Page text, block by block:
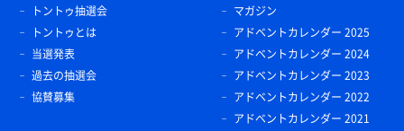
トントゥ抽選会
トントゥとは
当選発表
過去の抽選会
協賛募集
マガジン
アドベントカレンダー 2025
アドベントカレンダー 2024
アドベントカレンダー 2023
アドベントカレンダー 2022
アドベントカレンダー 2021